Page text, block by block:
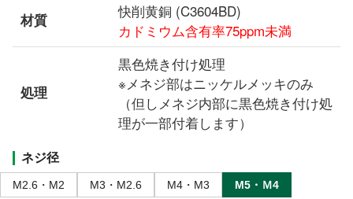
材質
快削黄銅 (C3604BD)
カドミウム含有率75ppm未満
処理
黒色焼き付け処理
※メネジ部はニッケルメッキのみ
（但しメネジ内部に黒色焼き付け処
理が一部付着します）
ネジ径
M2.6・M2 M3・M2.6 M4・M3 M5・Ｍ4